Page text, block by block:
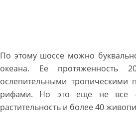
По этому шоссе можно
океана. Ее протяженность
ослепительными
рифами. Но это еще не все —
растительность и более 40